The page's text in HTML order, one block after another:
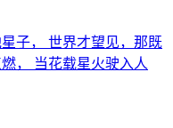
子， 世界才望见，那既
， 当花载星火驶入人